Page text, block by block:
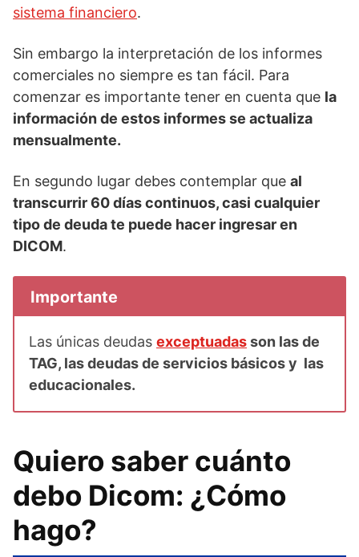
sistema financiero.
Sin embargo la interpretación de los informes
comerciales no siempre es tan fácil. Para
comenzar es importante tener en cuenta que la
información de estos informes se actualiza
mensualmente.
En segundo lugar debes contemplar que al
transcurrir 60 días continuos, casi cualquier
tipo de deuda te puede hacer ingresar en
DICOM.
Importante
Las únicas deudas exceptuadasson las de
TAG, las deudas de servicios básicos y las
educacionales.
Quiero saber cuánto
debo Dicom: ¿Cómo
hago?